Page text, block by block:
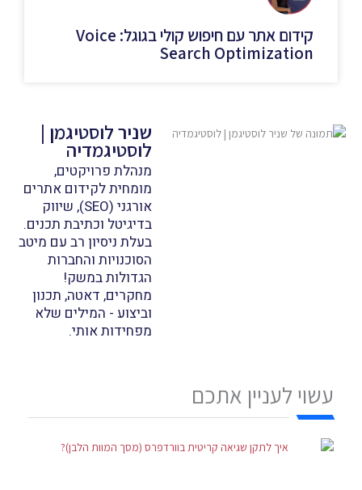
קידום אתר עם חיפוש קולי בגוגל: Voice
Search Optimization
שניר לוסטיגמן |
לוסטיגמדיה
מנהלת פרויקטים,
מומחית לקידום אתרים
אורגני (SEO), שיווק
בדיגיטל וכתיבת תכנים.
בעלת ניסיון רב עם מיטב
הסוכנויות והחברות
הגדולות במשק!
מחקרים, דאטה, תכנון
וביצוע - המילים שלא
מפחידות אותי.
עשוי לעניין אתכם